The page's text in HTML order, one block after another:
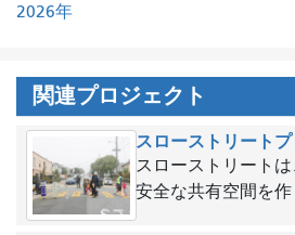
2026年
関連プロジェクト
スローストリート
スローストリート
安全な共有空間を作